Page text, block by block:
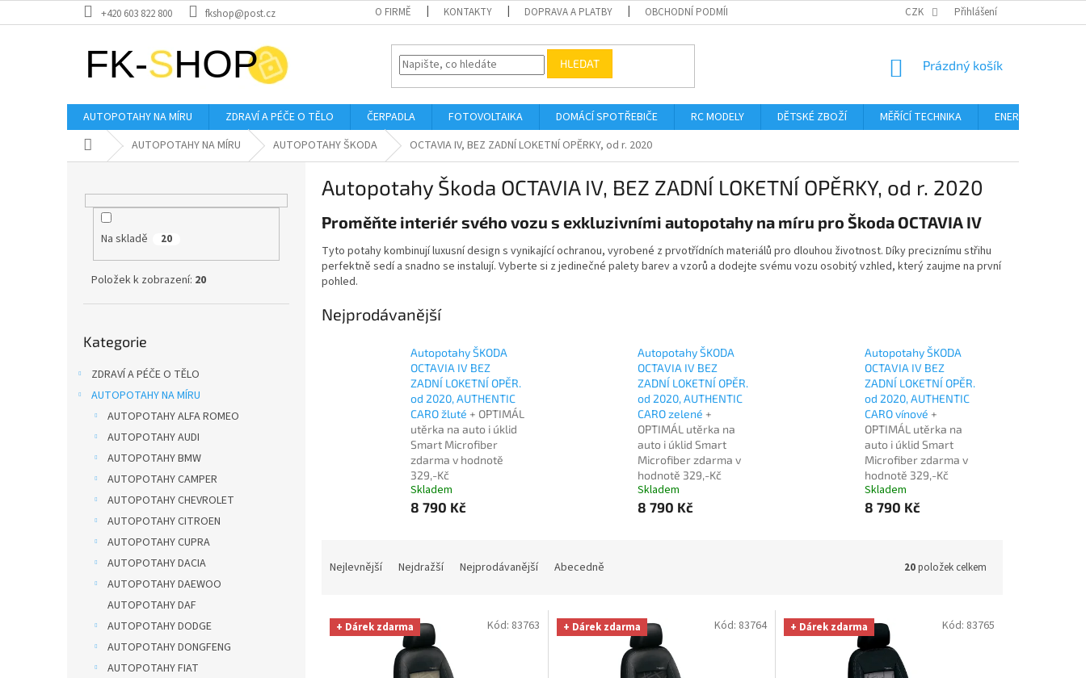
na
+420 603 822 800 fkshop@post.cz O FIRMĚ KONTAKTY DOPRAVA A PLATBY OBCHODNÍ PODMÍNKY PODMÍNKY OCHRANY OSOBNÍCH ÚDAJŮ FORMULÁŘ
CZK Přihlášení
HLEDAT
NÁKUPNÍ
Prázdný košík
AUTOPOTAHY NA MÍRU ZDRAVÍ A PÉČE O TĚLO ČERPADLA FOTOVOLTAIKA DOMÁCÍ SPOTŘEBIČE RC MODELY DĚTSKÉ ZBOŽÍ MĚŘÍCÍ TECHNIKA ENERGIE
Domů AUTOPOTAHY NA MÍRU AUTOPOTAHY ŠKODA OCTAVIA IV, BEZ ZADNÍ LOKETNÍ OPĚRKY, od r. 2020
Na skladě 20
Položek k zobrazení: 20
kategorie
Kategorie
ZDRAVÍ A PÉČE O TĚLO
AUTOPOTAHY NA MÍRU
AUTOPOTAHY ALFA ROMEO
AUTOPOTAHY AUDI
AUTOPOTAHY BMW
AUTOPOTAHY CAMPER
AUTOPOTAHY CHEVROLET
AUTOPOTAHY CITROEN
AUTOPOTAHY CUPRA
AUTOPOTAHY DACIA
AUTOPOTAHY DAEWOO
AUTOPOTAHY DAF
AUTOPOTAHY DODGE
AUTOPOTAHY DONGFENG
AUTOPOTAHY FIAT
Autopotahy Škoda OCTAVIA IV, BEZ ZADNÍ LOKETNÍ OPĚRKY, od r. 2020
Proměňte interiér svého vozu s exkluzivními autopotahy na míru pro Škoda OCTAVIA IV
Tyto potahy kombinují luxusní design s vynikající ochranou, vyrobené z prvotřídních materiálů pro dlouhou životnost. Díky preciznímu střihu
perfektně sedí a snadno se instalují. Vyberte si z jedinečné palety barev a vzorů a dodejte svému vozu osobitý vzhled, který zaujme na první
pohled.
Nejprodávanější
Autopotahy ŠKODA
OCTAVIA IV BEZ
ZADNÍ LOKETNÍ OPĚR.
od 2020, AUTHENTIC
CARO žluté + OPTIMÁL
utěrka na auto i úklid
Smart Microfiber
zdarma v hodnotě
329,-Kč
Skladem
8 790 Kč
Autopotahy ŠKODA
OCTAVIA IV BEZ
ZADNÍ LOKETNÍ OPĚR.
od 2020, AUTHENTIC
CARO zelené +
OPTIMÁL utěrka na
auto i úklid Smart
Microfiber zdarma v
hodnotě 329,-Kč
Skladem
8 790 Kč
Autopotahy ŠKODA
OCTAVIA IV BEZ
ZADNÍ LOKETNÍ OPĚR.
od 2020, AUTHENTIC
CARO vínové +
OPTIMÁL utěrka na
auto i úklid Smart
Microfiber zdarma v
hodnotě 329,-Kč
Skladem
8 790 Kč
n
Nejlevnější Nejdražší Nejprodávanější Abecedně 20položek celkem
V + Dárek zdarma Kód: 83763 + Dárek zdarma Kód: 83764 + Dárek zdarma Kód: 83765